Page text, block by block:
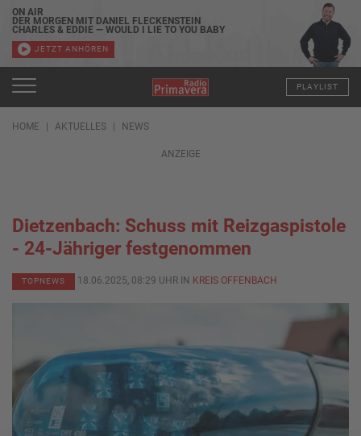
ON AIR
DER MORGEN MIT DANIEL FLECKENSTEIN
CHARLES & EDDIE — WOULD I LIE TO YOU BABY
JETZT ANHÖREN
PLAYLIST
HOME AKTUELLES NEWS
ANZEIGE
Dietzenbach: Schuss mit Reizgaspistole
- 24-Jähriger festgenommen
TOPNEWS 18.06.2025, 08:29 UHR IN KREIS OFFENBACH